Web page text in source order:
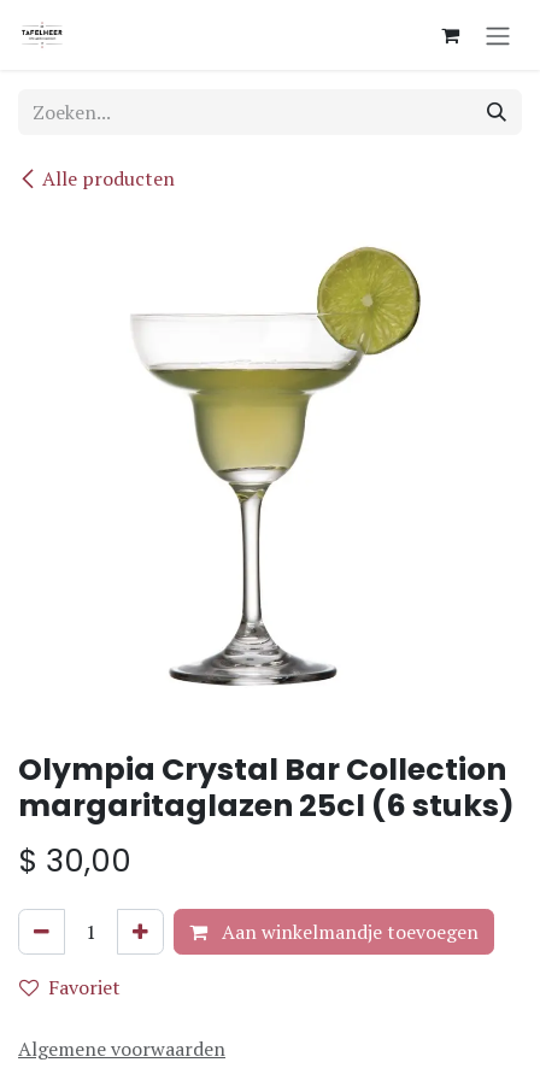
Alle producten
Olympia Crystal Bar Collection
margaritaglazen 25cl (6 stuks)
$ 30,00
Aan winkelmandje toevoegen
Favoriet
Algemene voorwaarden